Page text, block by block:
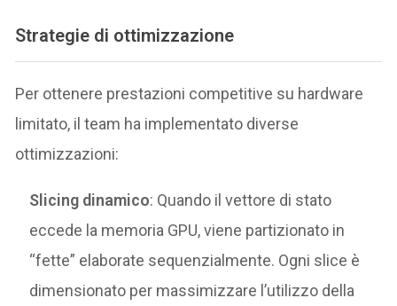
Strategie di ottimizzazione
Per ottenere prestazioni competitive su hardware
limitato, il team ha implementato diverse
ottimizzazioni:
Slicing dinamico: Quando il vettore di stato
eccede la memoria GPU, viene partizionato in
“fette” elaborate sequenzialmente. Ogni slice è
dimensionato per massimizzare l’utilizzo della